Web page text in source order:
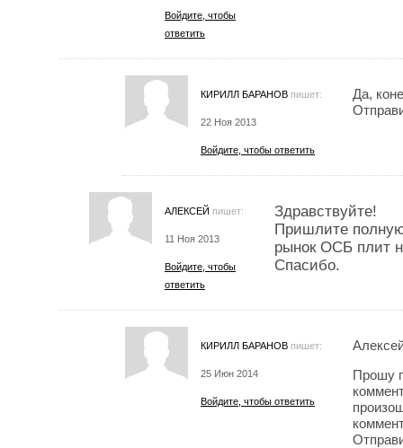
Войдите, чтобы
ответить
КИРИЛЛ БАРАНОВ пишет:
22 Ноя 2013
Войдите, чтобы ответить
Да,
АЛЕКСЕЙ пишет:
11 Ноя 2013
Войдите, чтобы
ответить
Здравствуйте!
Пришлите
рынок ОСБ плит
Спасибо.
КИРИЛЛ БАРАНОВ пишет:
25 Июн 2014
Войдите, чтобы ответить
Прошу